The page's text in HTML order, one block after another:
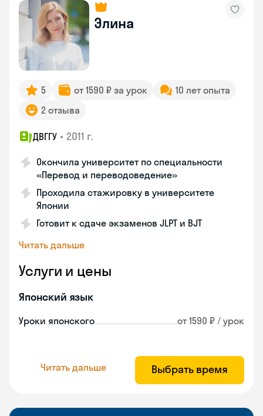
Элина
5 от 1590 ₽ за урок
10 лет опыта
2 отзыва
ДВГГУ • 2011 г.
Окончила университет по специальности
«Перевод и переводоведение»
Проходила стажировку в университете
Японии
Готовит к сдаче экзаменов JLPT и BJT
Читать дальше
Услуги и цены
Японский язык
Уроки японского от 1590 ₽ / урок
Читать дальше Выбрать время